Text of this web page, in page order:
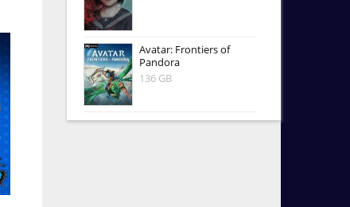
Avatar: Frontiers of
Pandora
136 GB